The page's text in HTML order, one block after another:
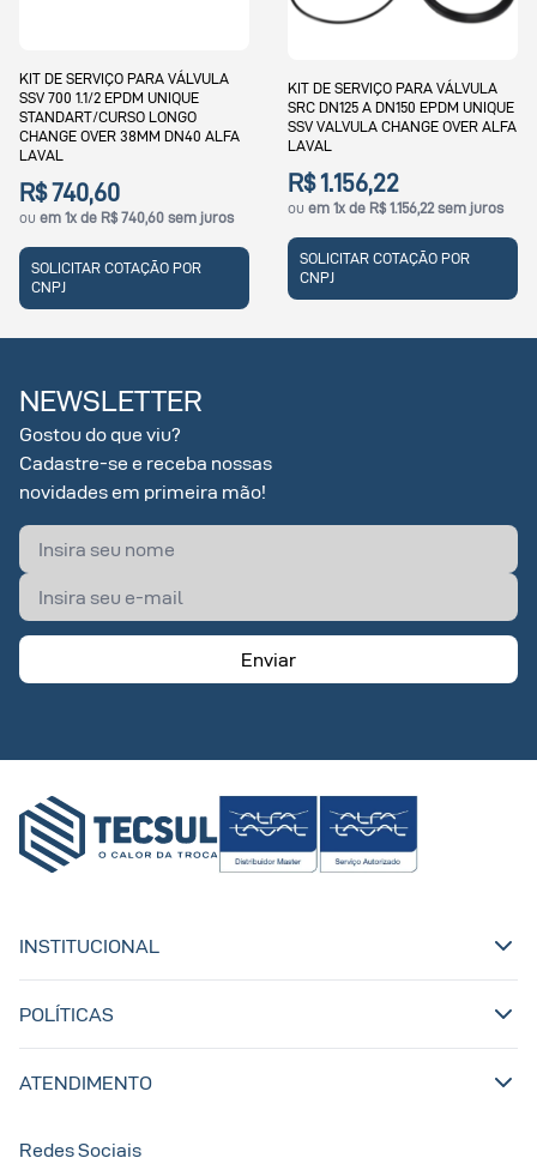
KIT DE SERVIÇO PARA VÁLVULA
SRC DN125 A DN150 EPDM UNIQUE
SSV VALVULA CHANGE OVER ALFA
LAVAL
R$ 1.156,22
ou em 1x de R$ 1.156,22 sem juros
SOLICITAR COTAÇÃO POR
CNPJ
KIT DE SERVIÇO PARA
UNIQUE SSV CHANGE OVER
DN50 2" ALFA LAVAL
R$ 1.762,19
ou em 1x de R$ 1.762,19 sem
SOLICITAR COTAÇÃO POR
NEWSLETTER
Gostou do que viu?
Cadastre-se e receba nossas
novidades em primeira mão!
Enviar
INSTITUCIONAL
POLÍTICAS
ATENDIMENTO
Redes Sociais